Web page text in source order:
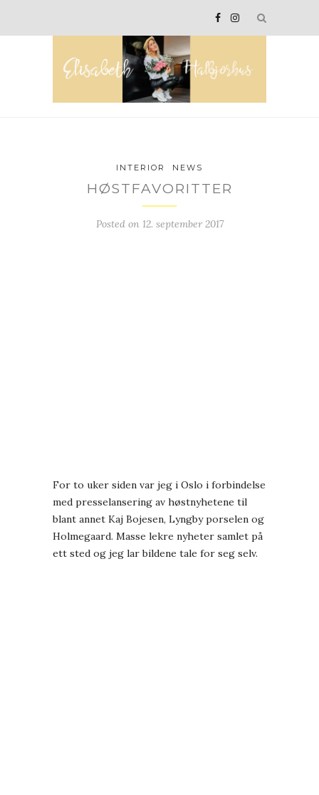
INTERIOR NEWS
HØSTFAVORITTER
Posted on 12. september 2017
For to uker siden var jeg i Oslo i forbindelse
med presselansering av høstnyhetene til
blant annet Kaj Bojesen, Lyngby porselen og
Holmegaard. Masse lekre nyheter samlet på
ett sted og jeg lar bildene tale for seg selv.